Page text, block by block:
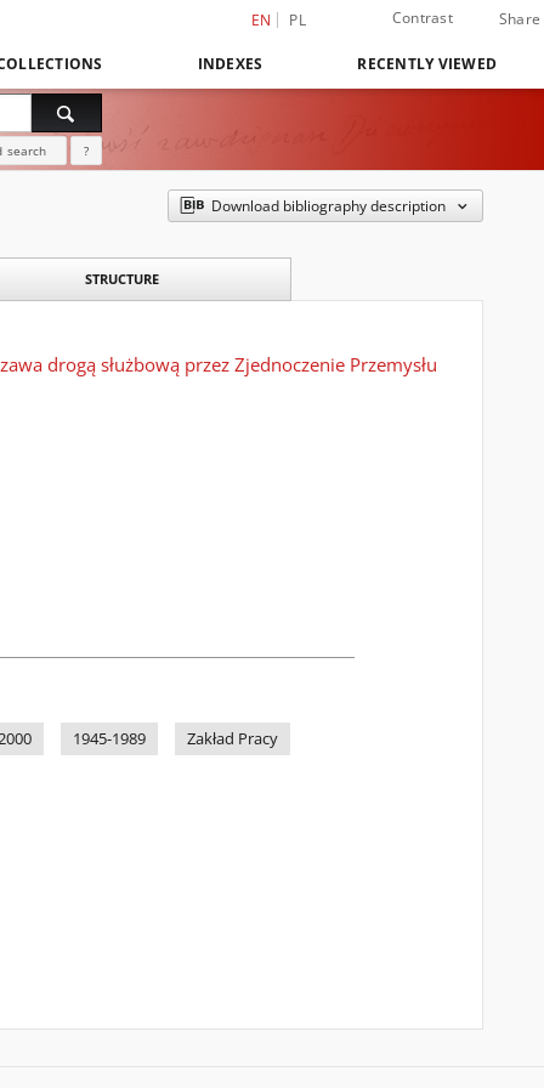
EN PL Contrast Share
INDEXES RECENTLY VIEWED
search ?
Download bibliography description
STRUCTURE
drogą służbową przez Zjednoczenie Przemysłu
1945-1989
Zakład Pracy